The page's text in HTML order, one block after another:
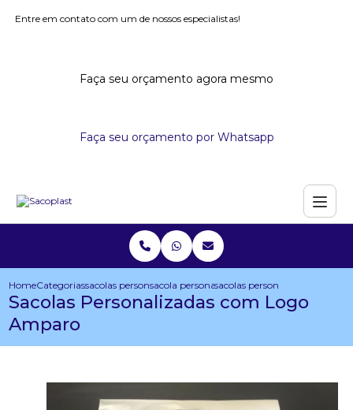
Entre em contato com um de nossos especialistas!
Faça seu orçamento agora mesmo
Faça seu orçamento por Whatsapp
HomeCategoriassacolas personalizadassacola personalizada com dobra no fundo
sacolas personalizadas com
Sacolas Personalizadas com Logo
Amparo